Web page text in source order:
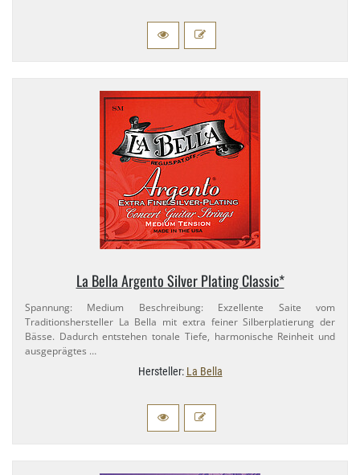
La Bella Argento Silver Plating Classic*
Spannung: Medium Beschreibung: Exzellente Saite vom
Traditionshersteller La Bella mit extra feiner Silberplatierung der
Bässe. Dadurch entstehen tonale Tiefe, harmonische Reinheit und
ausgeprägtes …
Hersteller: La Bella